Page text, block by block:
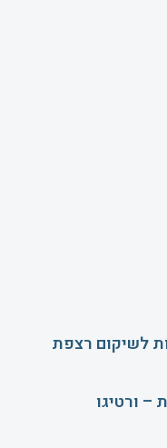
לשיקום רצפת
ורטיגו